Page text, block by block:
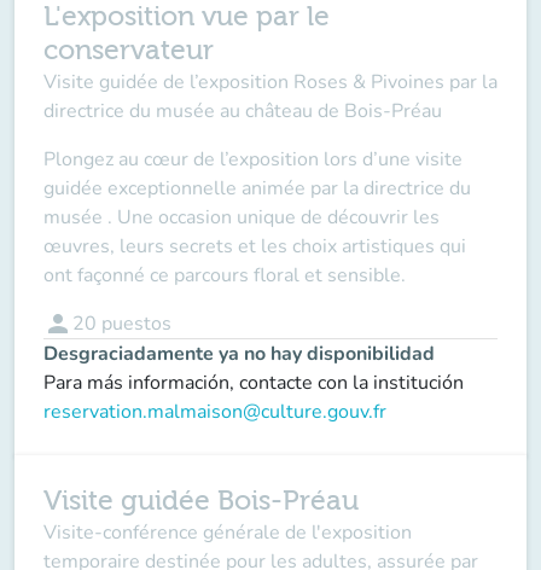
L'exposition vue par le
conservateur
Visite guidée de l’exposition Roses & Pivoines par la
directrice du musée au château de Bois-Préau
Plongez au cœur de l’exposition lors d’une visite
guidée exceptionnelle animée par la directrice du
musée . Une occasion unique de découvrir les
œuvres, leurs secrets et les choix artistiques qui
ont façonné ce parcours floral et sensible.
person 20 puestos
Desgraciadamente ya no hay disponibilidad
Para más información, contacte con la institución
reservation.malmaison@culture.gouv.fr
Visite guidée Bois-Préau
Visite-conférence générale de l'exposition
temporaire destinée pour les adultes, assurée par